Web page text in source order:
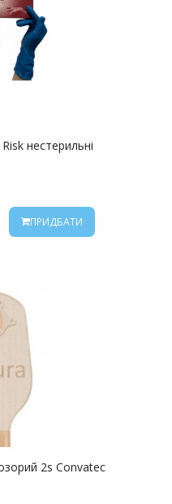
нестерильні
ПРИДБАТИ
2s Convatec